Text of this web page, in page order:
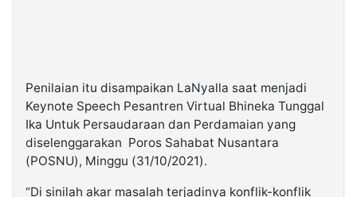
Penilaian itu disampaikan LaNyalla saat menjadi
Keynote Speech Pesantren Virtual Bhineka Tunggal
Ika Untuk Persaudaraan dan Perdamaian yang
diselenggarakan Poros Sahabat Nusantara
(POSNU), Minggu (31/10/2021).
“Di sinilah akar masalah terjadinya konflik-konflik